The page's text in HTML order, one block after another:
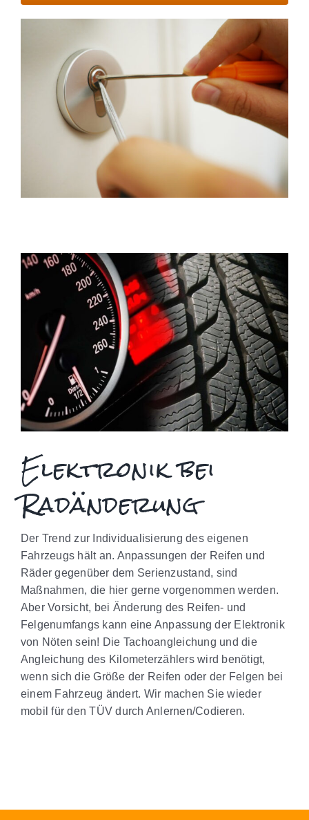
Elektronik bei
Radänderung
Der Trend zur Individualisierung des eigenen
Fahrzeugs hält an. Anpassungen der Reifen und
Räder gegenüber dem Serienzustand, sind
Maßnahmen, die hier gerne vorgenommen werden.
Aber Vorsicht, bei Änderung des Reifen- und
Felgenumfangs kann eine Anpassung der Elektronik
von Nöten sein! Die Tachoangleichung und die
Angleichung des Kilometerzählers wird benötigt,
wenn sich die Größe der Reifen oder der Felgen bei
einem Fahrzeug ändert. Wir machen Sie wieder
mobil für den TÜV durch Anlernen/Codieren.